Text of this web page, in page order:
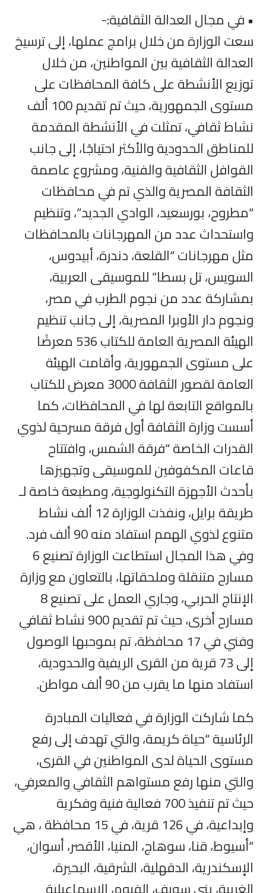
• في مجال العدالة الثقافية:-
سعت الوزارة من خلال برامج عملها، إلى ترسيخ
العدالة الثقافية بين المواطنين، من خلال
توزيع الأنشطة على كافة المحافظات على
مستوى الجمهورية، حيث تم تقديم 100 ألف
نشاط ثقافي، تمثلت في الأنشطة المقدمة
للمناطق الحدودية والأكثر احتياجًا، إلى جانب
القوافل الثقافية والفنية، ومشروع عاصمة
الثقافة المصرية والذي تم في محافظات
“مطروح، بورسعيد، الوادي الجديد”، وتنظيم
واستحداث عدد من المهرجانات بالمحافظات
مثل مهرجانات “القلعة، دندرة، أبيدوس،
السويس، تل بسطا” للموسيقى العربية،
بمشاركة عدد من نجوم الطرب في مصر،
ونجوم دار الأوبرا المصرية، إلى جانب تنظيم
الهيئة المصرية العامة للكتاب 536 معرضًا
على مستوى الجمهورية، وأقامت الهيئة
العامة لقصور الثقافة 3000 معرض للكتاب
بالمواقع التابعة لها في المحافظات، كما
أسست وزارة الثقافة أول فرقة مسرحية لذوي
القدرات الخاصة “فرقة الشمس، وافتتاح
قاعات المكفوفين للموسيقى وتجهيزها
بأحدث الأجهزة التكنولوجية، ومطبعة خاصة لـ
طريقة برايل، ونفذت الوزارة 12 ألف نشاط
متنوع لذوي الهمم استفاد منه 90 ألف فرد.
وفي هذا المجال استطاعت الوزارة تصنيع 6
مسارح متنقلة وملحقاتها، بالتعاون مع وزارة
الإنتاج الحربي، وجاري العمل على تصنيع 8
مسارح أخرى، حيث تم تقديم 900 نشاط ثقافي
وفني في 17 محافظة، تم بموحبها الوصول
إلى 73 قرية من القرى الريفية والحدودية،
استفاد منها ما يقرب من 90 ألف مواطن.
كما شاركت الوزارة في فعاليات المبادرة
الرئاسية “حياة كريمة، والتي تهدف إلى رفع
مستوى الحياة لدى المواطنين في القرى،
والتي منها رفع مستواهم الثقافي والمعرفي،
حيث تم تنفيذ 700 فعالية فنية وفكرية
وإبداعية، في 126 قرية، في 15 محافظة ، هي
“أسيوط، قنا، سوهاج، المنيا، الأقصر، أسوان،
الإسكندرية، الدقهلية، الشرقية، البحيرة،